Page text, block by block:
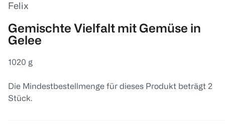
Felix
Gemischte Vielfalt mit Gemüse in
Gelee
1020 g
Die Mindestbestellmenge für dieses Produkt beträgt 2
Stück.